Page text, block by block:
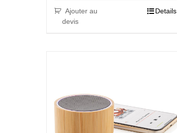
Ajouter au
devis
Details